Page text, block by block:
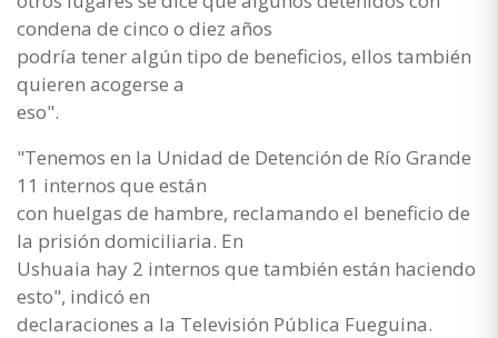
condena de cinco o diez años
podría tener algún tipo de beneficios, ellos también
quieren acogerse a
eso".
"Tenemos en la Unidad de Detención de Río Grande
11 internos que están
con huelgas de hambre, reclamando el beneficio de
la prisión domiciliaria. En
Ushuaia hay 2 internos que también están haciendo
esto", indicó en
declaraciones a la Televisión Pública Fueguina.